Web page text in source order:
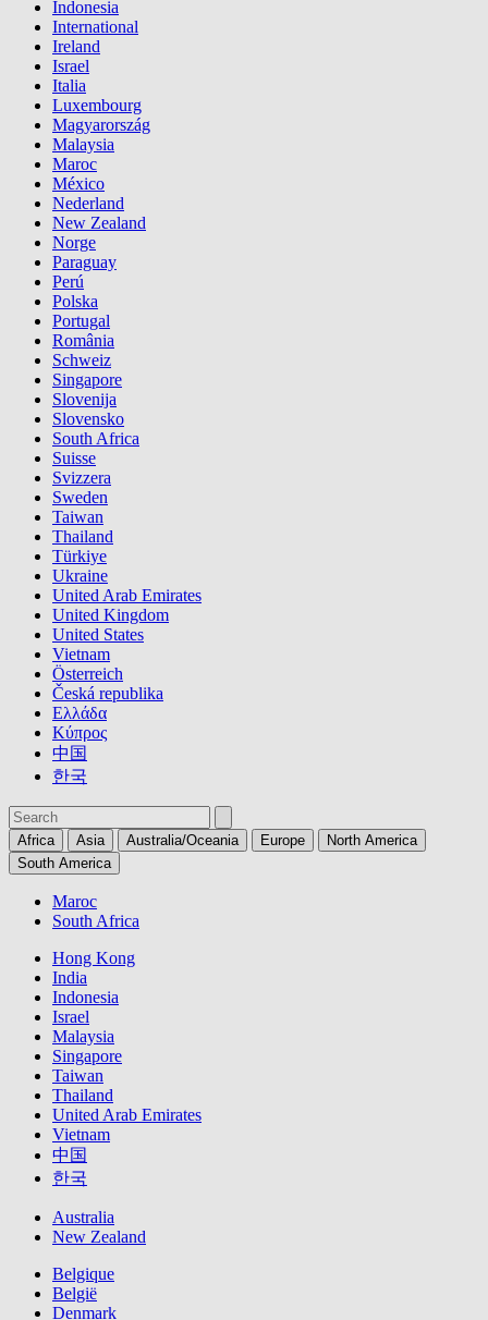
Indonesia
International
Ireland
Israel
Italia
Luxembourg
Magyarország
Malaysia
Maroc
México
Nederland
New Zealand
Norge
Paraguay
Perú
Polska
Portugal
România
Schweiz
Singapore
Slovenija
Slovensko
South Africa
Suisse
Svizzera
Sweden
Taiwan
Thailand
Türkiye
Ukraine
United Arab Emirates
United Kingdom
United States
Vietnam
Österreich
Česká republika
Ελλάδα
Κύπρος
中国
한국
Africa Asia Australia/Oceania Europe
North America
South America
Maroc
South Africa
Hong Kong
India
Indonesia
Israel
Malaysia
Singapore
Taiwan
Thailand
United Arab Emirates
Vietnam
中国
한국
Australia
New Zealand
Belgique
België
Denmark